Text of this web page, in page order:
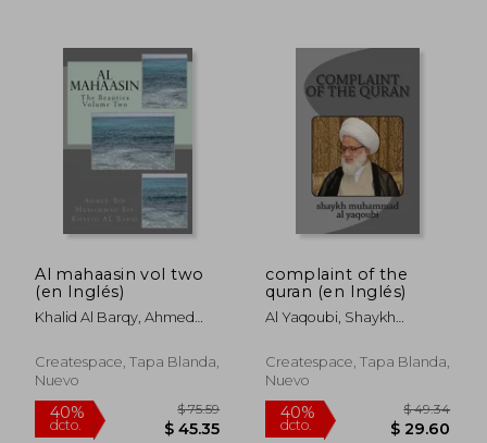
$ 32.11 $
Al mahaasin vol two
(en Inglés)
Khalid Al Barqy, Ahmed
Createspace, Tapa Blanda,
Nuevo
complaint of the
quran (en Inglés)
Al Yaqoubi, Shaykh
Createspace, Tapa Blanda,
Nuevo